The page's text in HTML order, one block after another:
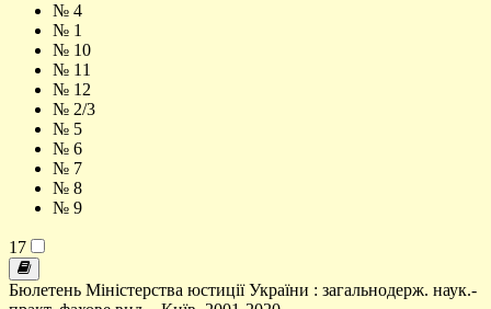
№ 4
№ 1
№ 10
№ 11
№ 12
№ 2/3
№ 5
№ 6
№ 7
№ 8
№ 9
17
Бюлетень Міністерства юстиції України : загальнодерж. наук.-